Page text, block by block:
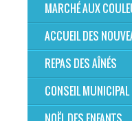
MARCHÉ AUX
ACCUEIL DES
REPAS DES AÎNÉS
CONSEIL